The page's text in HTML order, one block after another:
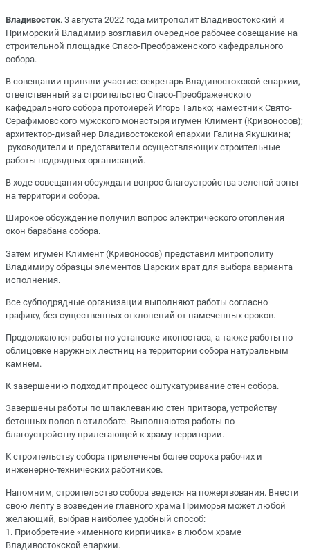
Владивосток. 3 августа 2022 года митрополит Владивостокский и
Приморский Владимир возглавил очередное рабочее совещание на
строительной площадке Спасо-Преображенского кафедрального
собора.
В совещании приняли участие: секретарь Владивостокской епархии,
ответственный за строительство Спасо-Преображенского
кафедрального собора протоиерей Игорь Талько; наместник Свято-
Серафимовского мужского монастыря игумен Климент (Кривоносов);
архитектор-дизайнер Владивостокской епархии Галина Якушкина;
руководители и представители осуществляющих строительные
работы подрядных организаций.
В ходе совещания обсуждали вопрос благоустройства зеленой зоны
на территории собора.
Широкое обсуждение получил вопрос электрического отопления
окон барабана собора.
Затем игумен Климент (Кривоносов) представил митрополиту
Владимиру образцы элементов Царских врат для выбора варианта
исполнения.
Все субподрядные организации выполняют работы согласно
графику, без существенных отклонений от намеченных сроков.
Продолжаются работы по установке иконостаса, а также работы по
облицовке наружных лестниц на территории собора натуральным
камнем.
К завершению подходит процесс оштукатуривание стен собора.
Завершены работы по шпаклеванию стен притвора, устройству
бетонных полов в стилобате. Выполняются работы по
благоустройству прилегающей к храму территории.
К строительству собора привлечены более сорока рабочих и
инженерно-технических работников.
Напомним, строительство собора ведется на пожертвования. Внести
свою лепту в возведение главного храма Приморья может любой
желающий, выбрав наиболее удобный способ:
1. Приобретение «именного кирпичика» в любом храме
Владивостокской епархии.